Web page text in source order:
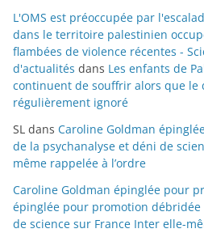
L'OMS est préoccupée par
dans le territoire palestinien
flambées de violence récentes -
d'actualités dans Les enfants de
continuent de souffrir alors que
régulièrement ignoré
SL dans Caroline Goldman
de la psychanalyse et déni de
même rappelée à l’ordre
Caroline Goldman épinglée pour
épinglée pour promotion débridée
de science sur France Inter elle-